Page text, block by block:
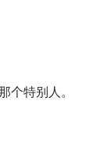
特别人。